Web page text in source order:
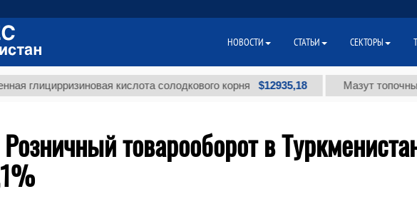
кислота солодкового корня $12935,18 Мазут топочный
товарооборот в
НОВОСТИ СТАТЬИ СЕКТОРЫ